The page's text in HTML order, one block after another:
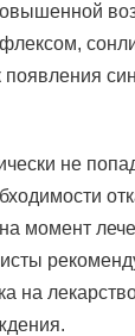
появления
не
момент
на